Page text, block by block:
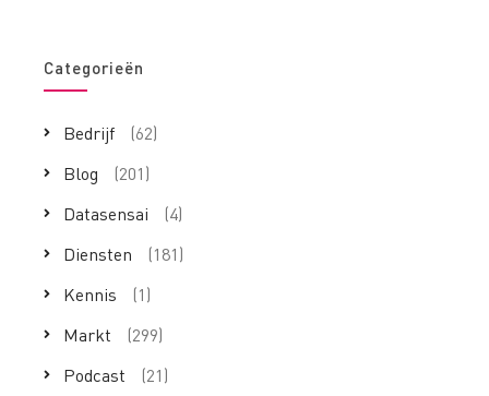
Categorieën
Bedrijf
(62)
Blog
(201)
Datasensai
(4)
Diensten
(181)
Kennis
(1)
Markt
(299)
Podcast
(21)